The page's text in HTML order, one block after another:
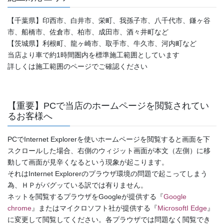
【千葉県】印西市、白井市、栄町、我孫子市、八千代市、鎌ヶ谷
市、船橋市、佐倉市、柏市、成田市、酒々井町など
【茨城県】利根町、龍ヶ崎市、取手市、牛久市、河内町など
当店より車で約1時間圏内を標準施工範囲としています
詳しくは施工範囲のページでご確認ください
【重要】PCで当店のホームページを閲覧されてい
るお客様へ
PCでInternet Explorerを使いホームページを閲覧すると画面を下
スクロールした場合、右側のウィジット画面が本文（左側）に移
動して画面が見辛くなるという現象が起こります。
それはInternet Explorerのプラウザ環境の問題で起こってしまう
為、ＨＰがバグッている訳では有りません。
ネットを閲覧するプラウザをGoogleが提供する『Google
chrome』またはマイクロソフト社が提供する『MicrosoftI Edge』
に変更して閲覧してください。各プラウザでは問題なく閲覧でき